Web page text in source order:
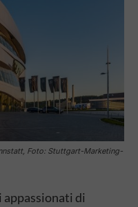
Foto: Stuttgart-Marketing-
appassionati di